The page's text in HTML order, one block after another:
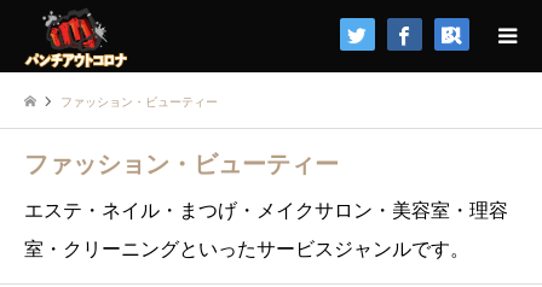
検索
ファッション・ビューティー
ファッション・ビューティー
エステ・ネイル・まつげ・メイクサロン・美容室・理容
室・クリーニングといったサービスジャンルです。